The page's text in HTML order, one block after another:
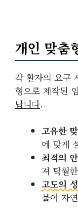
개인 맞춤
각 환자의 요구
형으로 제작된
납니다.
고유한
에 맞게
최적의
져 탁월
고도의
불어 자